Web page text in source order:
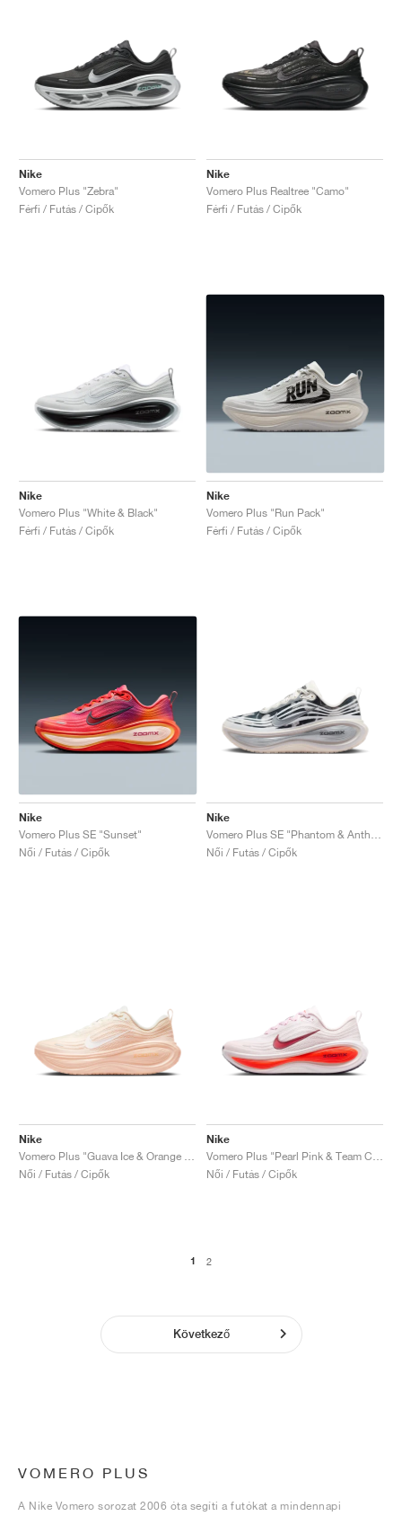
Nike
Vomero Plus "Zebra"
Férfi / Futás / Cipők
Nike
Vomero Plus Realtree "Camo"
Férfi / Futás / Cipők
Nike
Vomero Plus "White & Black"
Férfi / Futás / Cipők
Nike
Vomero Plus "Run Pack"
Férfi / Futás / Cipők
Nike
Vomero Plus SE "Sunset"
Női / Futás / Cipők
Nike
Női / Futás / Cipők
Nike
Női / Futás / Cipők
Nike
Női / Futás / Cipők
1 2
Következő
VOMERO PLUS
A Nike Vomero sorozat 2006 óta segíti a futókat a mindennapi